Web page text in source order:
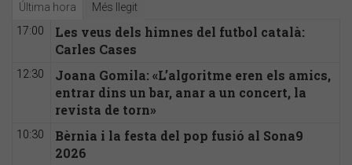
Última hora Més llegit
17:00
Les veus dels himnes del futbol català:
Carles Cases
12:30
Joana Gomila: «L’algoritme eren els amics,
entrar dins un bar, anar a un concert, la
revista de torn»
10:30
Bèrnia i la festa del pop fusió al Sona9
2026